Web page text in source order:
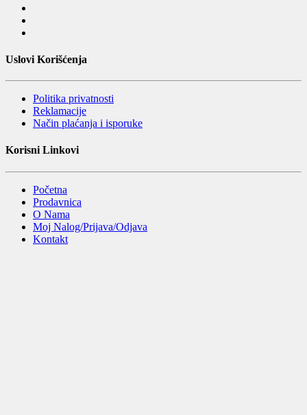
Uslovi Korišćenja
Politika privatnosti
Reklamacije
Način plaćanja i isporuke
Korisni Linkovi
Početna
Prodavnica
O Nama
Moj Nalog/Prijava/Odjava
Kontakt